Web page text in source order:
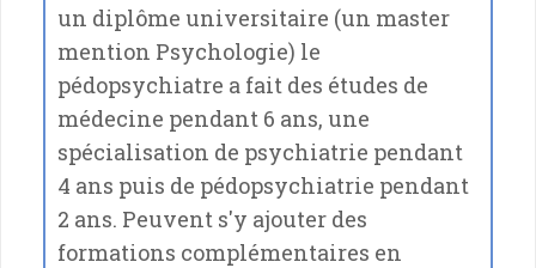
un diplôme universitaire (un master
mention Psychologie) le
pédopsychiatre a fait des études de
médecine pendant 6 ans, une
spécialisation de psychiatrie pendant
4 ans puis de pédopsychiatrie pendant
2 ans. Peuvent s'y ajouter des
formations complémentaires en